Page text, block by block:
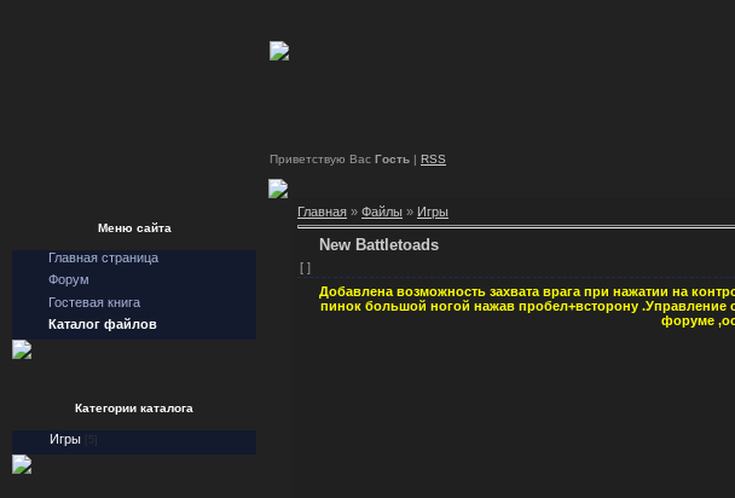
Приветствую Вас Гость | RSS
Меню сайта
Главная страница
Форум
Гостевая книга
Каталог файлов
Категории каталога
Игры [5]
Главная » Файлы » Игры
New Battletoads
[ ]
Добавлена возможность захвата врага при нажатии на
пинок большой ногой нажав пробел+всторону .Управление
форуме